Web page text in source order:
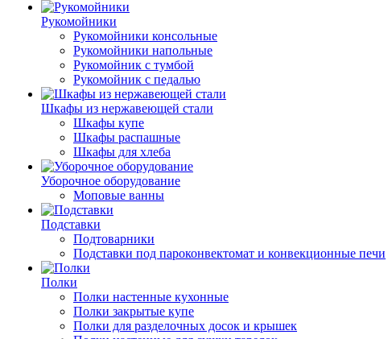
Рукомойники
Рукомойники консольные
Рукомойники напольные
Рукомойник с тумбой
Рукомойник с педалью
Шкафы из нержавеющей стали
Шкафы купе
Шкафы распашные
Шкафы для хлеба
Уборочное оборудование
Моповые ванны
Подставки
Подтоварники
Подставки под пароконвектомат и конвекционные печи
Полки
Полки настенные кухонные
Полки закрытые купе
Полки для разделочных досок и крышек